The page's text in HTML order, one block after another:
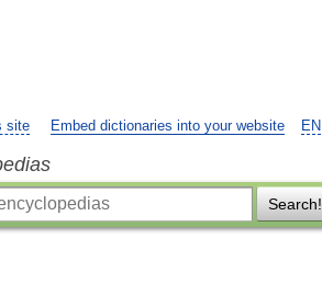
EN
site Embed dictionaries into your website
Search!